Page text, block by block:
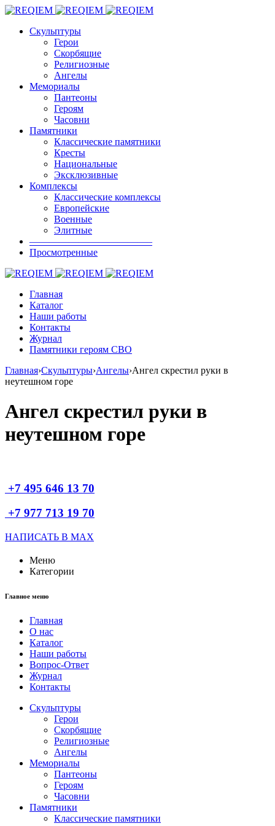
Скульптуры
Герои
Скорбящие
Религиозные
Ангелы
Мемориалы
Пантеоны
Героям
Часовни
Памятники
Классические памятники
Кресты
Национальные
Эксклюзивные
Комплексы
Классические комплексы
Европейские
Военные
Элитные
————————————–
Просмотренные
Главная
Каталог
Наши работы
Контакты
Журнал
Памятники героям СВО
Главная›Скульптуры›Ангелы›Ангел скрестил руки в
неутешном горе
Ангел скрестил руки в
неутешном горе
+7 495 646 13 70
+7 977 713 19 70
НАПИСАТЬ В MAX
Меню
Категории
Главное меню
Главная
О нас
Каталог
Наши работы
Вопрос-Ответ
Журнал
Контакты
Скульптуры
Герои
Скорбящие
Религиозные
Ангелы
Мемориалы
Пантеоны
Героям
Часовни
Памятники
Классические памятники